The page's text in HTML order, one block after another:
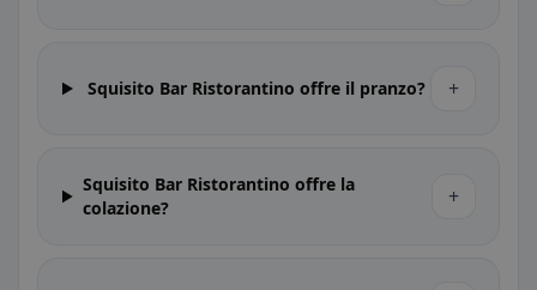
Squisito Bar Ristorantino offre il pranzo? +
Squisito Bar Ristorantino offre la
colazione?
+